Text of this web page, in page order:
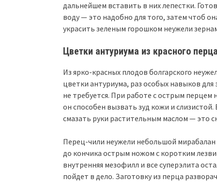
дальнейшем вставить в них лепестки.
воду — это надобно для того, затем чтоб
украсить зеленым горошком неужели
Цветки антуриума из красного
Из ярко-красных плодов болгарского
цветки антуриума, раз особых навыков для
не требуется. При работе с острым перцем
он способен вызвать зуд кожи и
смазать руки растительным маслом — это
Перец-чили неужели небольшой мирабалан
до кончика острым ножом с коротким
внутренняя мезофилл и все суперэлита
пойдет в дело. Заготовку из перца